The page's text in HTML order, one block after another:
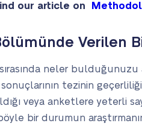
our article on
Verilen
neler bulduğunuzu
tezinin
veya anketlere yeterli
bir durumun